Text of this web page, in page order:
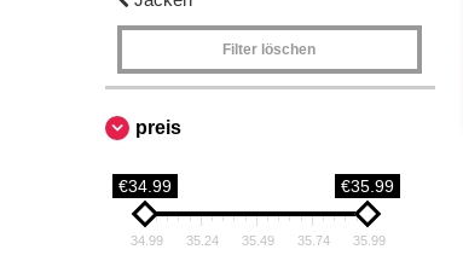
Filter löschen
preis
€34.99 €35.99
34.99 35.24 35.49 35.74 35.99